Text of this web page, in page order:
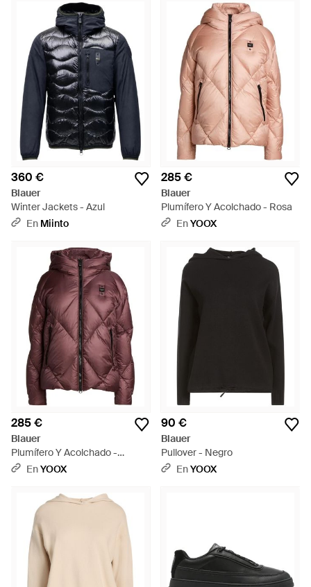
360 €
Blauer
Winter Jackets - Azul
En Miinto
285 €
Blauer
Plumífero Y Acolchado - Rosa
EnYOOX
285 €
Blauer
Plumífero Y Acolchado -
Marrón
EnYOOX
90 €
Blauer
Pullover - Negro
EnYOOX